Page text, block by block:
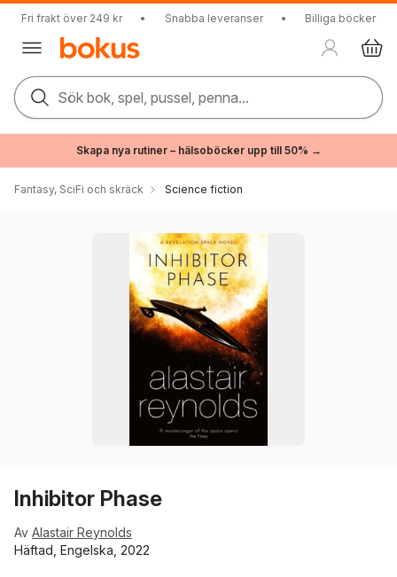
Fri frakt över 249 kr • Snabba leveranser • Billiga böcker
Sök bok, spel, pussel, penna...
Skapa nya rutiner – hälsoböcker upp till 50% →
Fantasy, SciFi och skräck Science fiction
Inhibitor Phase
Av Alastair Reynolds
Häftad, Engelska, 2022